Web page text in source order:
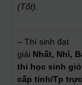
(Tốt).
– Thí sinh đạt
giải Nhất, Nhì,
thi học sinh
cấp tỉnh/Tp trực